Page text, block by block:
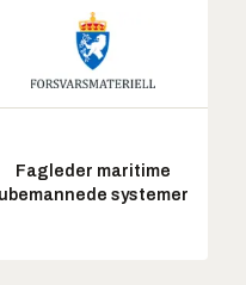
Fagleder maritime
ubemannede systemer